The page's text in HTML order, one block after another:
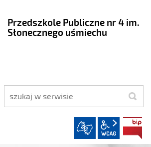
Przedszkole Publiczne nr 4 im.
Słonecznego uśmiechu
szukaj
wcag2.1